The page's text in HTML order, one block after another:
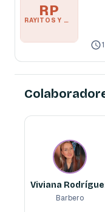
RP
RAYITOS Y ONDULACION PERMANENTE
Viviana
Barbero
Barbero